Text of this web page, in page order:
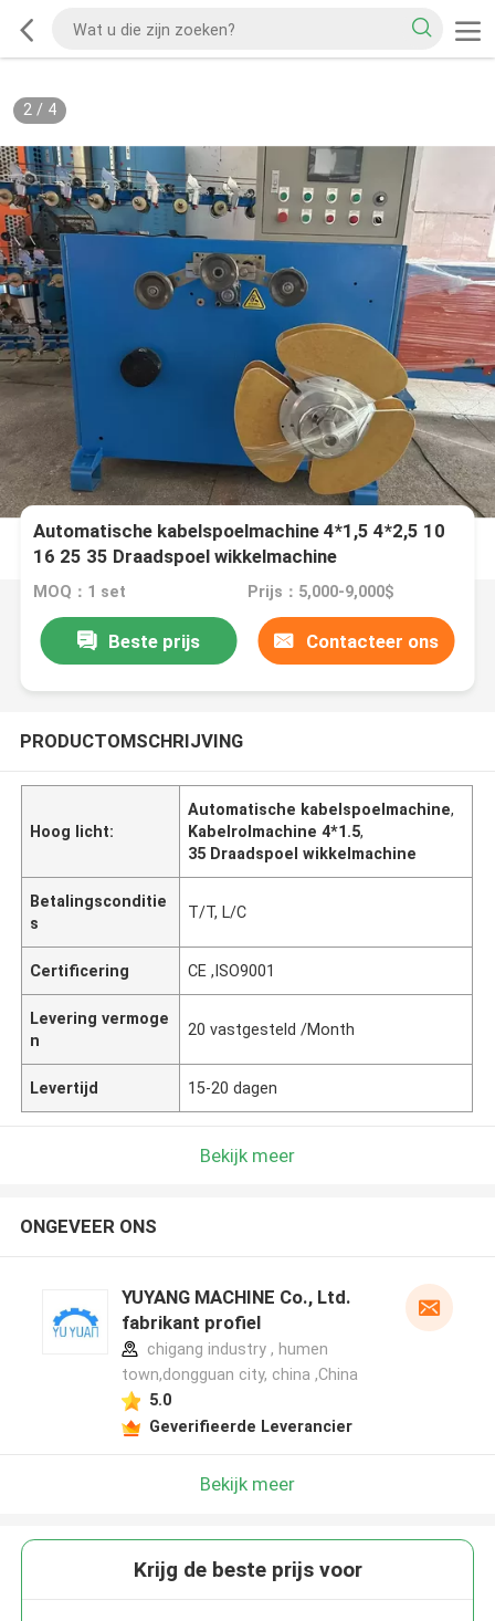
2/ 4
Automatische kabelspoelmachine 4*1,5 4*2,5 10
16 25 35 Draadspoel wikkelmachine
MOQ：1 set Prijs：5,000-9,000$
Beste prijs Contacteer ons
PRODUCTOMSCHRIJVING
Hoog licht:
Automatische kabelspoelmachine,
Kabelrolmachine 4*1.5,
35 Draadspoel wikkelmachine
Betalingsconditie
s
T/T, L/C
Certificering CE ,ISO9001
Levering vermoge
n
20 vastgesteld /Month
Levertijd 15-20 dagen
Bekijk meer
ONGEVEER ONS
YUYANG MACHINE Co., Ltd.
fabrikant profiel
chigang industry , humen
town,dongguan city, china ,China
5.0
Geverifieerde Leverancier
Bekijk meer
Krijg de beste prijs voor